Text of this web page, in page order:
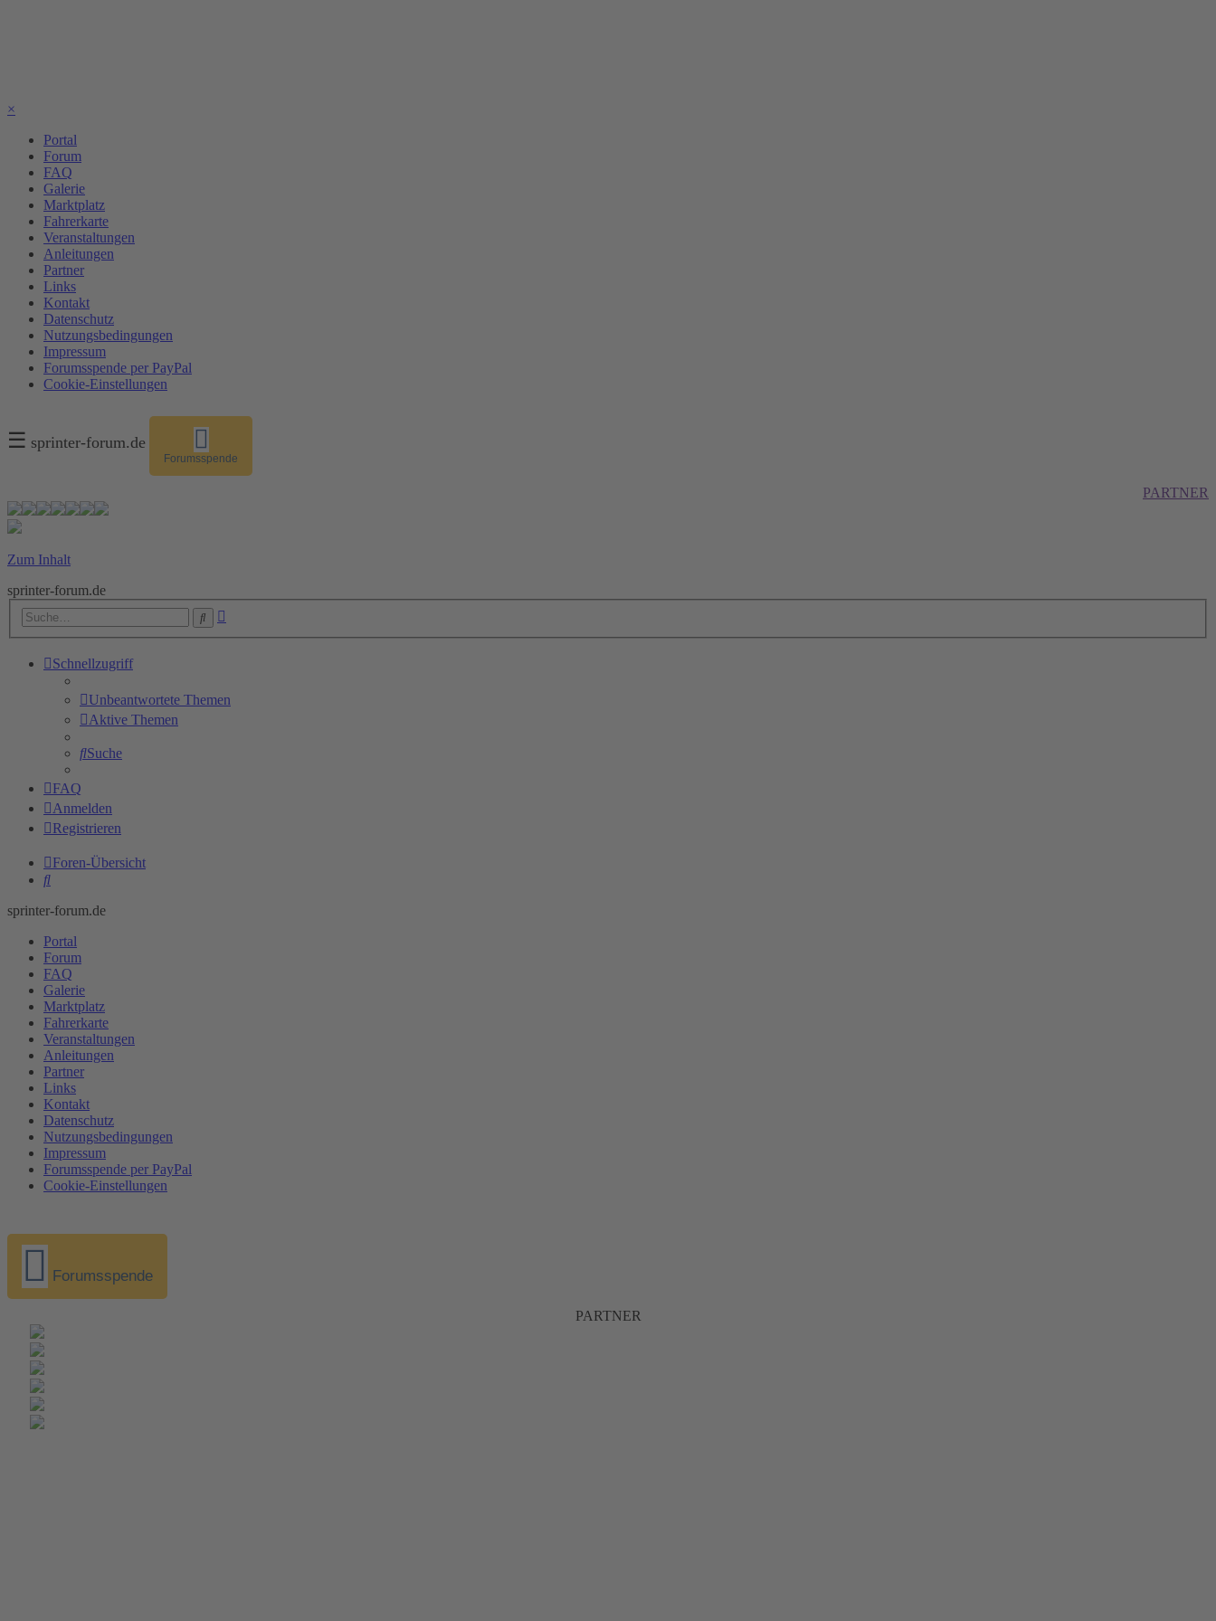
×
Portal
Forum
FAQ
Galerie
Marktplatz
Fahrerkarte
Veranstaltungen
Anleitungen
Partner
Links
Kontakt
Datenschutz
Nutzungsbedingungen
Impressum
Forumsspende per PayPal
Cookie-Einstellungen
☰ sprinter-forum.de
Forumsspende
PARTNER
Zum Inhalt
sprinter-forum.de
Suche
Schnellzugriff
Unbeantwortete Themen
Aktive Themen
Suche
FAQ
Anmelden
Registrieren
Foren-Übersicht
Suche
sprinter-forum.de
Portal
Forum
FAQ
Galerie
Marktplatz
Fahrerkarte
Veranstaltungen
Anleitungen
Partner
Links
Kontakt
Datenschutz
Nutzungsbedingungen
Impressum
Forumsspende per PayPal
Cookie-Einstellungen
Forumsspende
PARTNER